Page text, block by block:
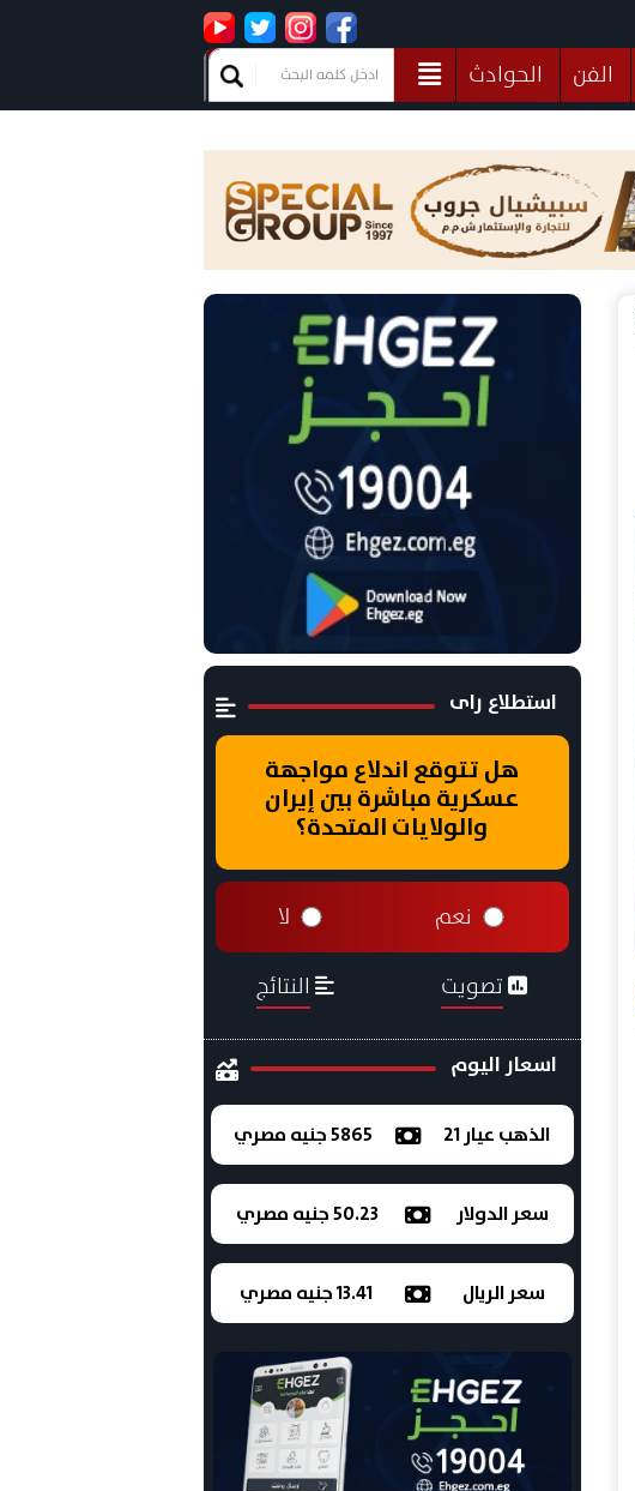
الفن
الحوادث
منوعات
استطلاع راى
هل تتوقع اندلاع مواجهة
عسكرية مباشرة بين إيران
والولايات المتحدة؟
نعم لا
تصويت النتائج
اسعار اليوم
الذهب عيار 21 5865 جنيه مصري
سعر الدولار 50.23 جنيه مصري
سعر الريال 13.41 جنيه مصري